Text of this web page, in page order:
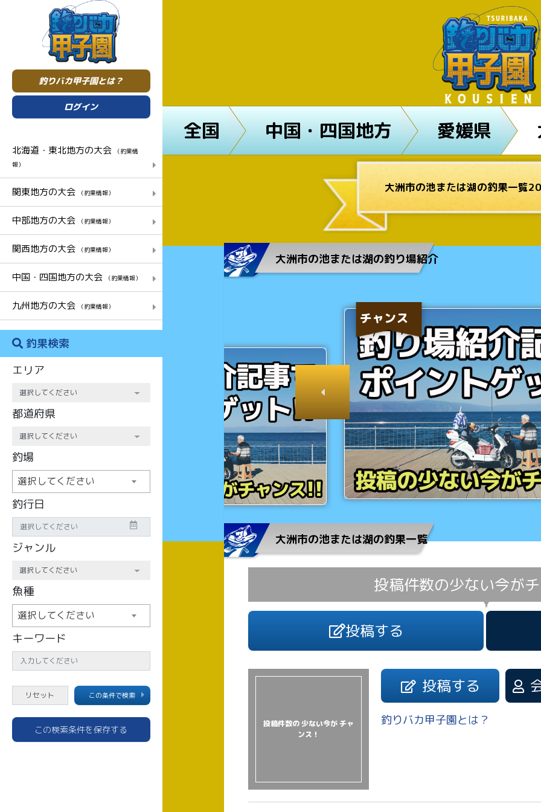
釣りバカ甲子園とは？
ログイン
北海道・東北地方の大会
（釣果情
報）
関東地方の大会 （釣果情報）
中部地方の大会 （釣果情報）
関西地方の大会 （釣果情報）
中国・四国地方の大会 （釣果情報）
九州地方の大会 （釣果情報）
釣果検索
エリア
都道府県
釣場
選択してください
釣行日
ジャンル
魚種
選択してください
キーワード
この条件で検索
この検索条件を保存する
全国 中国・四国地方 愛媛県
大洲市の池または湖の釣果一覧
大洲市の池または湖の釣り場紹介
チャンス
チャンス
大洲市の池または湖の釣果一覧
投稿件数の少ない今が
投稿する
投稿件数の 少ない今が チャ
ンス！
投稿する
釣りバカ甲子園とは？